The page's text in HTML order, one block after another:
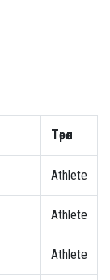
Төрөл
Athlete
Athlete
Athlete